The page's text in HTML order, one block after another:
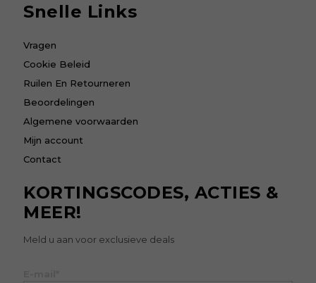
Snelle Links
Vragen
Cookie Beleid
Ruilen En Retourneren
Beoordelingen
Algemene voorwaarden
Mijn account
Contact
KORTINGSCODES, ACTIES &
MEER!
Meld u aan voor exclusieve deals